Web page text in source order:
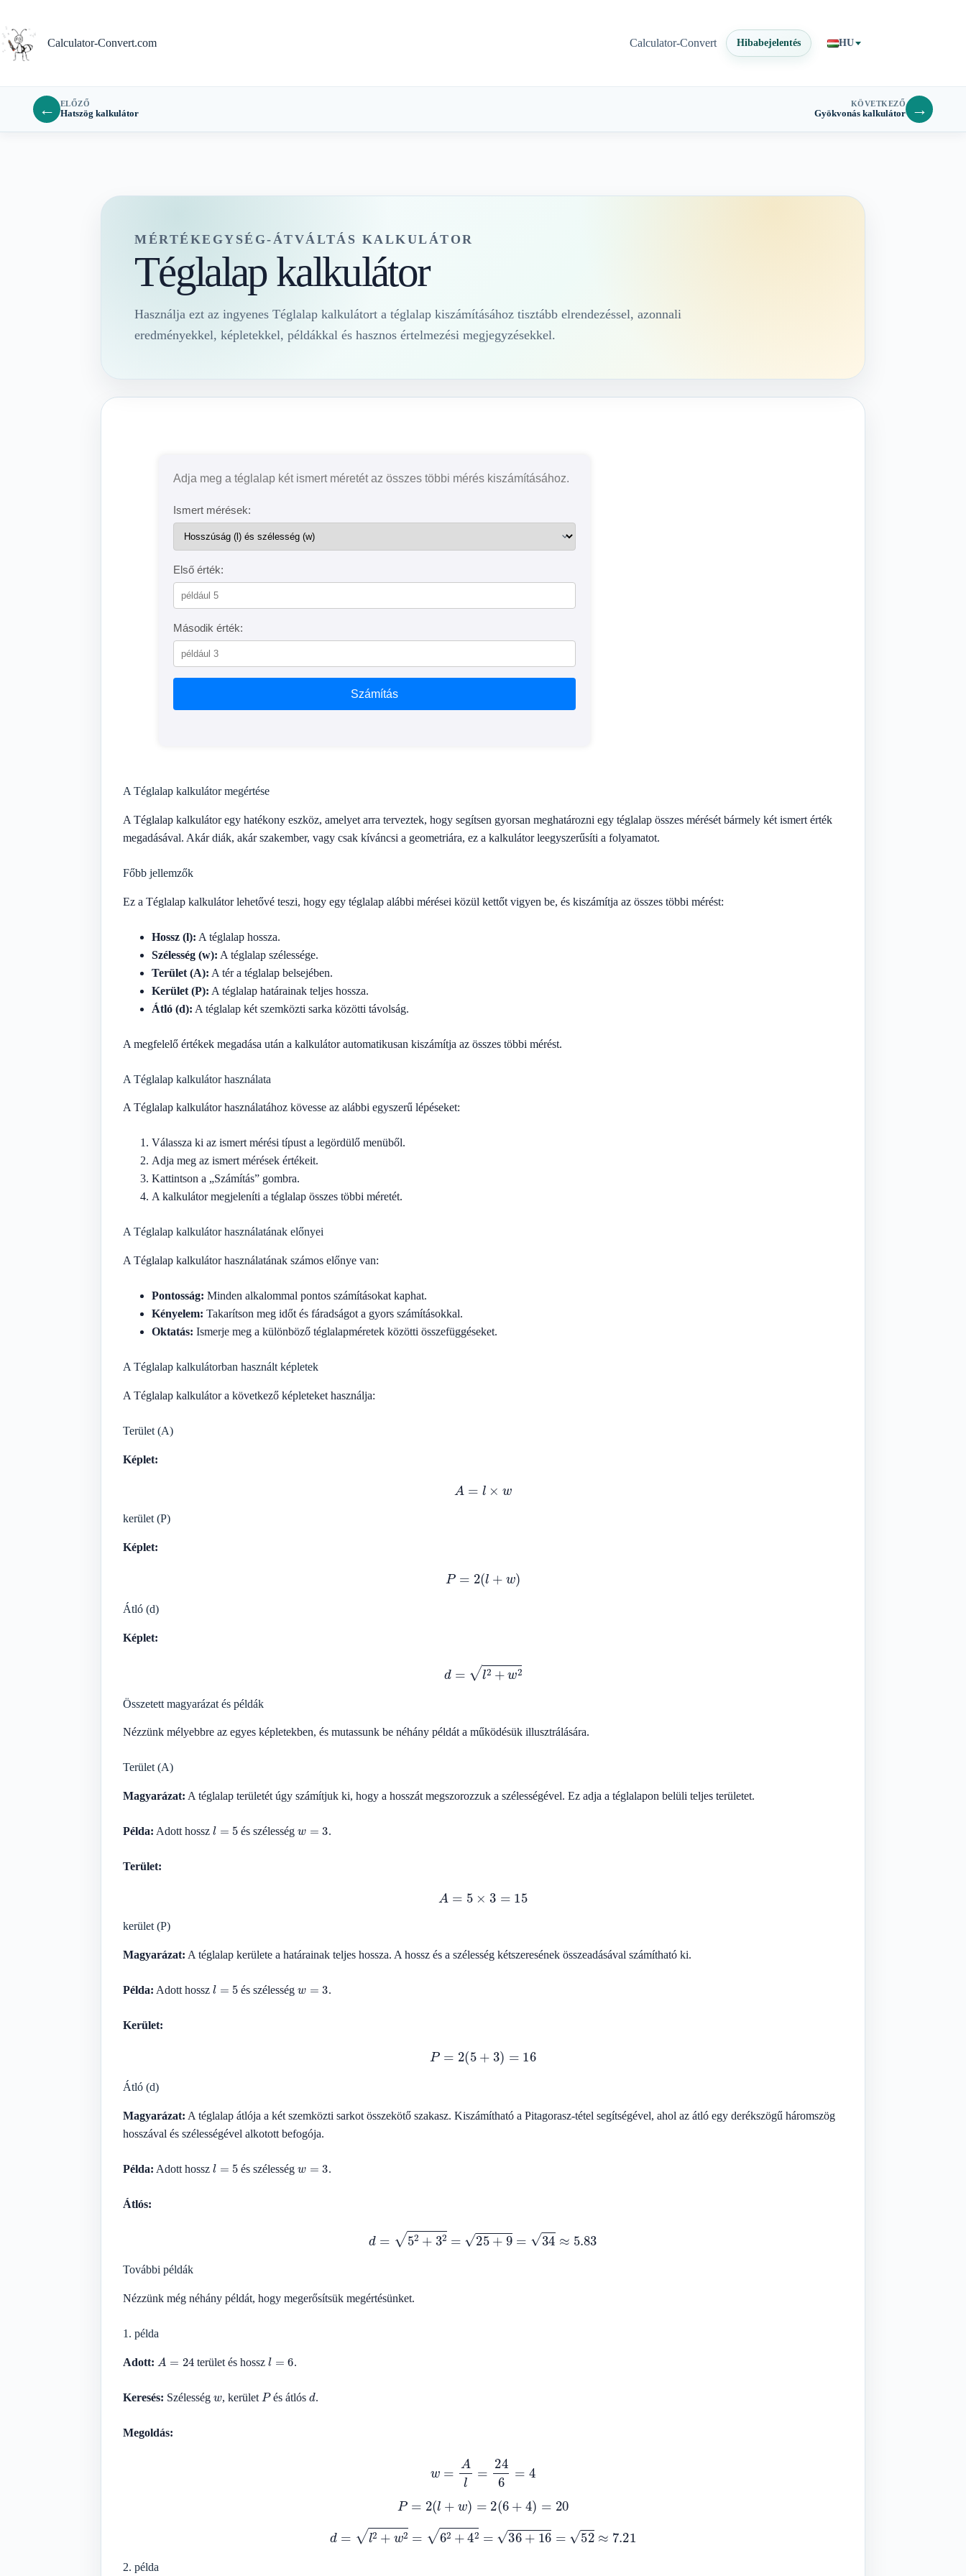
tartalomra
Calculator-Convert.com
Calculator-Convert Hibabejelentés HU
← ELŐZŐ
Hatszög kalkulátor
KÖVETKEZŐ
Gyökvonás kalkulátor →
MÉRTÉKEGYSÉG-ÁTVÁLTÁS KALKULÁTOR
Téglalap kalkulátor
Használja ezt az ingyenes Téglalap kalkulátort a téglalap kiszámításához tisztább elrendezéssel, azonnali
eredményekkel, képletekkel, példákkal és hasznos értelmezési megjegyzésekkel.
Adja meg a téglalap két ismert méretét az összes többi mérés kiszámításához.
Ismert mérések:
Első érték:
Második érték:
Számítás
A Téglalap kalkulátor megértése
A Téglalap kalkulátor egy hatékony eszköz, amelyet arra terveztek, hogy segítsen gyorsan meghatározni egy téglalap összes mérését bármely két ismert érték
megadásával. Akár diák, akár szakember, vagy csak kíváncsi a geometriára, ez a kalkulátor leegyszerűsíti a folyamatot.
Főbb jellemzők
Ez a Téglalap kalkulátor lehetővé teszi, hogy egy téglalap alábbi mérései közül kettőt vigyen be, és kiszámítja az összes többi mérést:
Hossz (l): A téglalap hossza.
Szélesség (w): A téglalap szélessége.
Terület (A): A tér a téglalap belsejében.
Kerület (P): A téglalap határainak teljes hossza.
Átló (d): A téglalap két szemközti sarka közötti távolság.
A megfelelő értékek megadása után a kalkulátor automatikusan kiszámítja az összes többi mérést.
A Téglalap kalkulátor használata
A Téglalap kalkulátor használatához kövesse az alábbi egyszerű lépéseket:
Válassza ki az ismert mérési típust a legördülő menüből.
Adja meg az ismert mérések értékeit.
Kattintson a „Számítás” gombra.
A kalkulátor megjeleníti a téglalap összes többi méretét.
A Téglalap kalkulátor használatának előnyei
A Téglalap kalkulátor használatának számos előnye van:
Pontosság: Minden alkalommal pontos számításokat kaphat.
Kényelem: Takarítson meg időt és fáradságot a gyors számításokkal.
Oktatás: Ismerje meg a különböző téglalapméretek közötti összefüggéseket.
A Téglalap kalkulátorban használt képletek
A Téglalap kalkulátor a következő képleteket használja:
Terület (A)
Képlet:
l×w
kerület (P)
Képlet:
2(l+ w )
Átló (d)
Képlet:
2+w2
Összetett magyarázat és példák
Nézzünk mélyebbre az egyes képletekben, és mutassunk be néhány példát a működésük illusztrálására.
Terület (A)
Magyarázat: A téglalap területét úgy számítjuk ki, hogy a hosszát megszorozzuk a szélességével. Ez adja a téglalapon belüli teljes területet.
Példa: Adott hossz l és szélesség .
Terület:
=5 × 3=
kerület (P)
Magyarázat: A téglalap kerülete a határainak teljes hossza. A hossz és a szélesség kétszeresének összeadásával számítható ki.
Példa: Adott hossz l és szélesség .
Kerület:
=2(5 + 3)=
Átló (d)
Magyarázat: A téglalap átlója a két szemközti sarkot összekötő szakasz. Kiszámítható a Pitagorasz-tétel segítségével, ahol az átló egy derékszögű háromszög
hosszával és szélességével alkotott befogója.
Példa: Adott hossz l és szélesség .
Átlós:
d=52+ 25+9=34 5.83
További példák
Nézzünk még néhány példát, hogy megerősítsük megértésünket.
1. példa
Adott: A 24 terület és hosszl .
Keresés: Szélesség , kerület P és átlós d.
Megoldás:
A 246=
P=2 (l +w (6+ 4) =20
d=l2 =62+42 +16=52≈ 7.21
2. példa